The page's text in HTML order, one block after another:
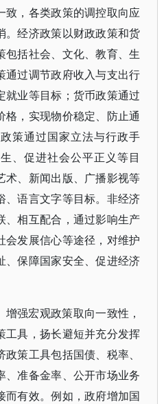
致，各类政策的调控取向应
。经济政策以财政政策和货
包括社会、文化、教育、生
通过调节政府收入与支出行
就业等目标；货币政策通过
格，实现物价稳定、防止通
策通过国家立法与行政手
、促进社会公平正义等目
术、新闻出版、广播影视等
、语言文字等目标。非经济
、相互配合，通过影响生产
会发展信心等途径，对维护
、保障国家安全、促进经济
强宏观政策取向一致性，
工具，扬长避短并充分发挥
策工具包括国债、税率、
、准备金率、公开市场业务
而有效。例如，政府增加国